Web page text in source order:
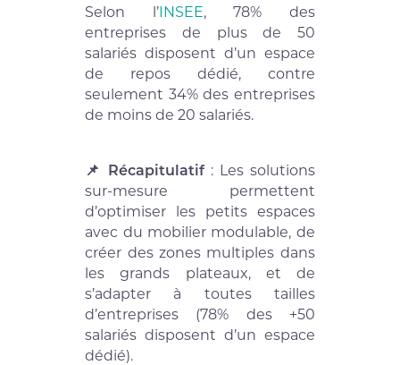
Selon l’INSEE, 78% des
entreprises de plus de 50
salariés disposent d’un espace
de repos dédié, contre
seulement 34% des entreprises
de moins de 20 salariés.
📌 Récapitulatif: Les solutions
sur-mesure permettent
d’optimiser les petits espaces
avec du mobilier modulable, de
créer des zones multiples dans
les grands plateaux, et de
s’adapter à toutes tailles
d’entreprises (78% des +50
salariés disposent d’un espace
dédié).